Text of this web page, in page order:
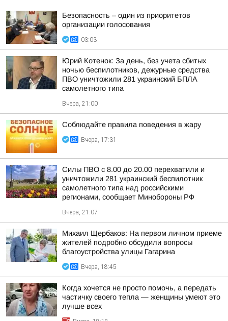
Безопасность – один из приоритетов
организации голосования
03:03
Юрий Котенок: За день, без учета сбитых
ночью беспилотников, дежурные средства
ПВО уничтожили 281 украинский БПЛА
самолетного типа
Вчера, 21:00
Соблюдайте правила поведения в жару
Вчера, 17:31
Силы ПВО с 8.00 до 20.00 перехватили и
уничтожили 281 украинский беспилотник
самолетного типа над российскими
регионами, сообщает Минобороны РФ
Вчера, 21:07
Михаил Щербаков: На первом личном приеме
жителей подробно обсудили вопросы
благоустройства улицы Гагарина
Вчера, 18:45
Когда хочется не просто помочь, а передать
частичку своего тепла — женщины умеют это
лучше всех